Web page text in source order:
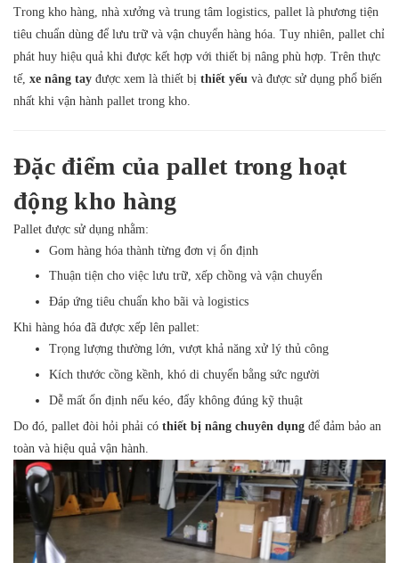
Trong kho hàng, nhà xưởng và trung tâm logistics, pallet là phương tiện
tiêu chuẩn dùng để lưu trữ và vận chuyển hàng hóa. Tuy nhiên, pallet chỉ
phát huy hiệu quả khi được kết hợp với thiết bị nâng phù hợp. Trên thực
tế, xe nâng tay được xem là thiết bị thiết yếu và được sử dụng phổ biến
nhất khi vận hành pallet trong kho.
Đặc điểm của pallet trong hoạt
động kho hàng
Pallet được sử dụng nhằm:
Gom hàng hóa thành từng đơn vị ổn định
Thuận tiện cho việc lưu trữ, xếp chồng và vận chuyển
Đáp ứng tiêu chuẩn kho bãi và logistics
Khi hàng hóa đã được xếp lên pallet:
Trọng lượng thường lớn, vượt khả năng xử lý thủ công
Kích thước cồng kềnh, khó di chuyển bằng sức người
Dễ mất ổn định nếu kéo, đẩy không đúng kỹ thuật
Do đó, pallet đòi hỏi phải có thiết bị nâng chuyên dụng để đảm bảo an
toàn và hiệu quả vận hành.